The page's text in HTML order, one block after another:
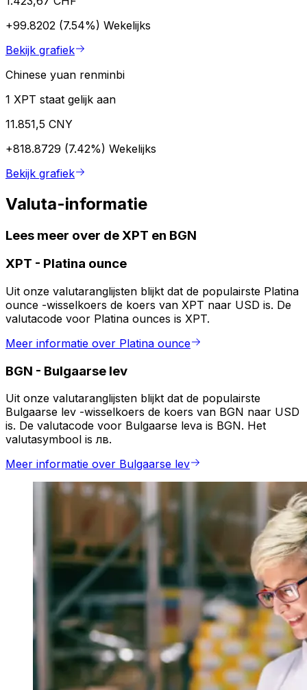
+99.8202 (7.54%) Wekelijks
Bekijk grafiek
Chinese yuan renminbi
1 XPT staat gelijk aan
11.851,5 CNY
+818.8729 (7.42%) Wekelijks
Bekijk grafiek
Valuta-informatie
Lees meer over de XPT en BGN
XPT - Platina ounce
Uit onze valutaranglijsten blijkt dat de populairste Platina
ounce -wisselkoers de koers van XPT naar USD is. De
valutacode voor Platina ounces is XPT.
Meer informatie over Platina ounce
BGN - Bulgaarse lev
Uit onze valutaranglijsten blijkt dat de populairste
Bulgaarse lev -wisselkoers de koers van BGN naar USD
is. De valutacode voor Bulgaarse leva is BGN. Het
valutasymbool is лв.
Meer informatie over Bulgaarse lev